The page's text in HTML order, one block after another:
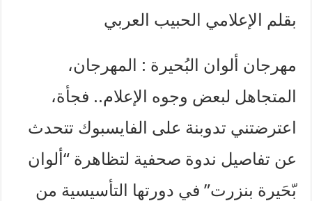
بقلم الإعلامي الحبيب العربي
مهرجان ألوان البُحيرة : المهرجان،
المتجاهل لبعض وجوه الإعلام.. فجأة،
اعترضتني تدوبنة على الفايسبوك تتحدث
عن تفاصيل ندوة صحفية لتظاهرة “ألوان
بّحَيرة بنزرت” في دورتها التأسيسية من